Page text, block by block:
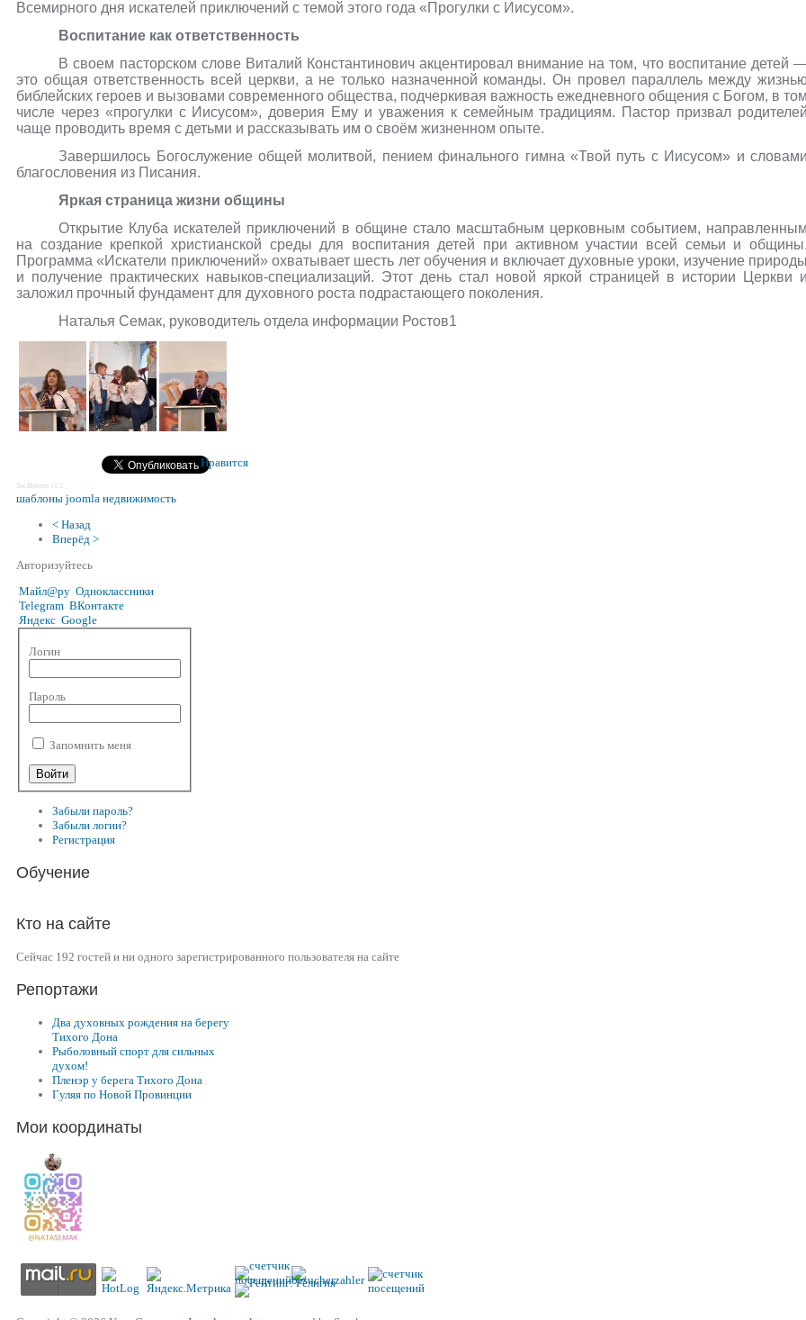
Всемирного дня искателей приключений с темой этого года «Прогулки с Иисусом».
Воспитание как ответственность
В своем пасторском слове Виталий Константинович акцентировал внимание на том, что воспитание детей
это общая ответственность всей церкви, а не только назначенной команды. Он провел параллель между
библейских героев и вызовами современного общества, подчеркивая важность ежедневного общения с Богом, в том
числе через «прогулки с Иисусом», доверия Ему и уважения к семейным традициям. Пастор призвал родителей
чаще проводить время с детьми и рассказывать им о своём жизненном опыте.
Завершилось Богослужение общей молитвой, пением финального гимна «Твой путь с Иисусом» и словами
благословения из Писания.
Яркая страница жизни общины
Открытие Клуба искателей приключений в общине стало масштабным церковным событием, направленным
на создание крепкой христианской среды для воспитания детей при активном участии всей семьи и общины.
Программа «Искатели приключений» охватывает шесть лет обучения и включает духовные уроки, изучение природы
и получение практических навыков-специализаций. Этот день стал новой яркой страницей в истории Церкви и
заложил прочный фундамент для духовного роста подрастающего поколения.
Наталья Семак, руководитель отдела информации Ростов1
Нравится
SocButtons v1.5
шаблоны joomla недвижимость
< Назад
Вперёд >
Авторизуйтесь
Майл@ру Одноклассники
Telegram ВКонтакте
Яндекс Google
Логин
Пароль
Запомнить меня
Забыли пароль?
Забыли логин?
Регистрация
Обучение
Кто на сайте
Сейчас 192 гостей и ни одного зарегистрированного пользователя на сайте
Репортажи
Два духовных рождения на берегу
Тихого Дона
Рыболовный спорт для сильных
духом!
Пленэр у берега Тихого Дона
Гуляя по Новой Провинции
Мои координаты